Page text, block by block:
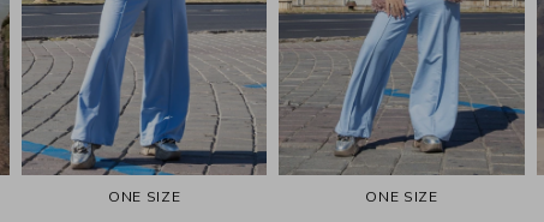
ONE SIZE ONE SIZE